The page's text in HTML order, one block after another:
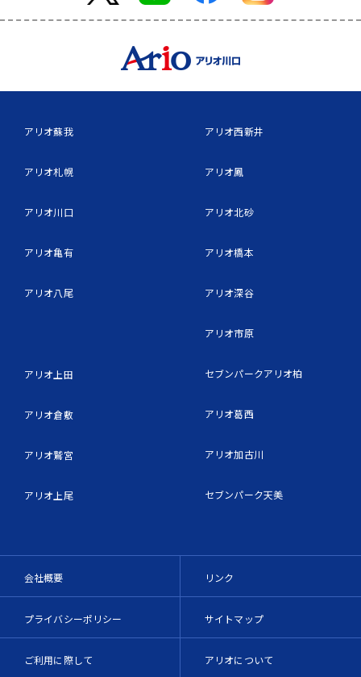
アリオ蘇我
アリオ札幌
アリオ川口
アリオ亀有
アリオ八尾
アリオ上田
アリオ倉敷
アリオ鷲宮
アリオ上尾
アリオ西新井
アリオ鳳
アリオ北砂
アリオ橋本
アリオ深谷
アリオ市原
セブンパークアリオ柏
アリオ葛西
アリオ加古川
セブンパーク天美
会社概要
プライバシーポリシー
ご利用に際して
リンク
サイトマップ
アリオについて